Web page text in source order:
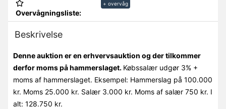
Overvågningsliste:
+ overvåg
Beskrivelse
Denne auktion er en erhvervsauktion og der tilkommer
derfor moms på hammerslaget. Købssalær udgør 3% +
moms af hammerslaget. Eksempel: Hammerslag på 100.000
kr. Moms 25.000 kr. Salær 3.000 kr. Moms af salær 750 kr. I
alt: 128.750 kr.